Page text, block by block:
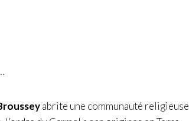
abrite une communauté religieuse